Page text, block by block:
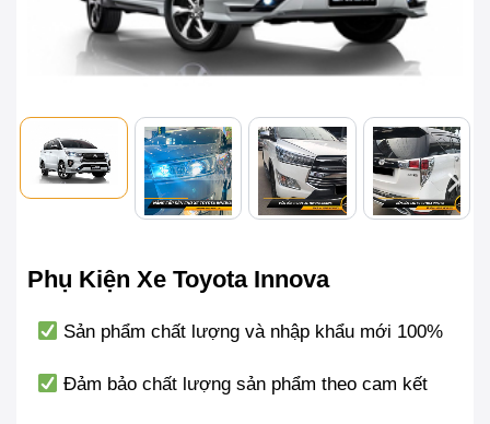
Phụ Kiện Xe Toyota Innova
Sản phẩm chất lượng và nhập khẩu mới 100%
Đảm bảo chất lượng sản phẩm theo cam kết